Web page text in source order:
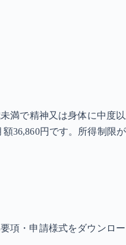
満で精神又は身体に中度
額36,860円です。所得制
項・申請様式をダウンロ